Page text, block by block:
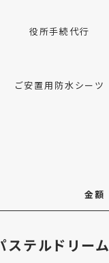
役所手続代行
ご安置用防水シーツ
金額
ステルドリーム